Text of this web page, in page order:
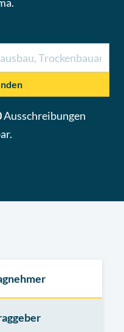
Ausschreibungen